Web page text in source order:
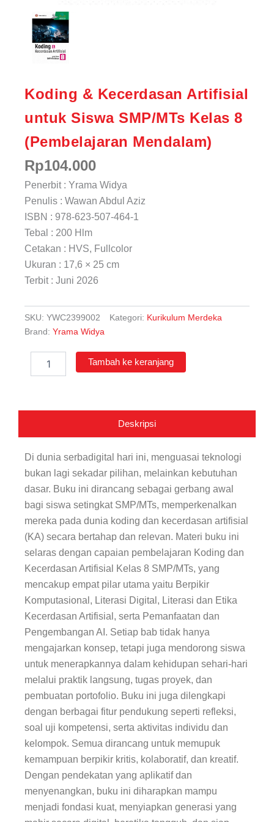
Koding & Kecerdasan Artifisial
untuk Siswa SMP/MTs Kelas 8
(Pembelajaran Mendalam)
Rp104.000
Penerbit : Yrama Widya
Penulis : Wawan Abdul Aziz
ISBN : 978-623-507-464-1
Tebal : 200 Hlm
Cetakan : HVS, Fullcolor
Ukuran : 17,6 × 25 cm
Terbit : Juni 2026
SKU: YWC2399002 Kategori: Kurikulum Merdeka
Brand: Yrama Widya
Koding
Kelas
(Pembelajaran
Mendalam)
Tambah ke keranjang
Deskripsi
Di dunia serbadigital hari ini, menguasai teknologi
bukan lagi sekadar pilihan, melainkan kebutuhan
dasar. Buku ini dirancang sebagai gerbang awal
bagi siswa setingkat SMP/MTs, memperkenalkan
mereka pada dunia koding dan kecerdasan artifisial
(KA) secara bertahap dan relevan. Materi buku ini
selaras dengan capaian pembelajaran Koding dan
Kecerdasan Artifisial Kelas 8 SMP/MTs, yang
mencakup empat pilar utama yaitu Berpikir
Komputasional, Literasi Digital, Literasi dan Etika
Kecerdasan Artifisial, serta Pemanfaatan dan
Pengembangan AI. Setiap bab tidak hanya
mengajarkan konsep, tetapi juga mendorong siswa
untuk menerapkannya dalam kehidupan sehari-hari
melalui praktik langsung, tugas proyek, dan
pembuatan portofolio. Buku ini juga dilengkapi
dengan berbagai fitur pendukung seperti refleksi,
soal uji kompetensi, serta aktivitas individu dan
kelompok. Semua dirancang untuk memupuk
kemampuan berpikir kritis, kolaboratif, dan kreatif.
Dengan pendekatan yang aplikatif dan
menyenangkan, buku ini diharapkan mampu
menjadi fondasi kuat, menyiapkan generasi yang